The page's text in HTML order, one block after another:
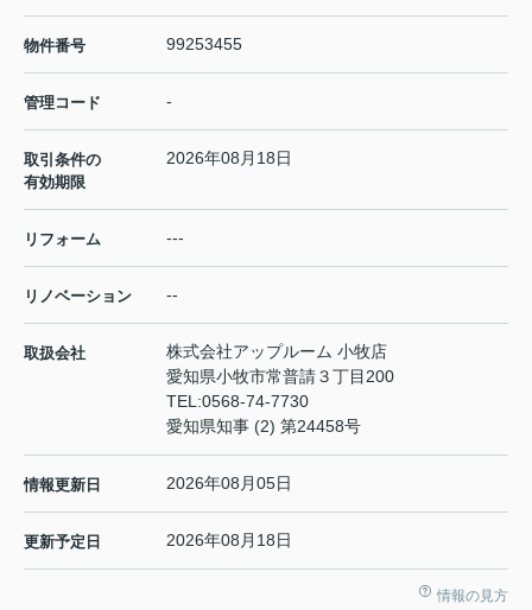
物件番号 99253455
管理コード -
取引条件の
有効期限
2026年08月18日
リフォーム ---
リノベーション --
取扱会社
株式会社アップルーム 小牧店
愛知県小牧市常普請３丁目200
TEL:0568-74-7730
愛知県知事 (2) 第24458号
情報更新日 2026年08月05日
更新予定日 2026年08月18日
情報の見方